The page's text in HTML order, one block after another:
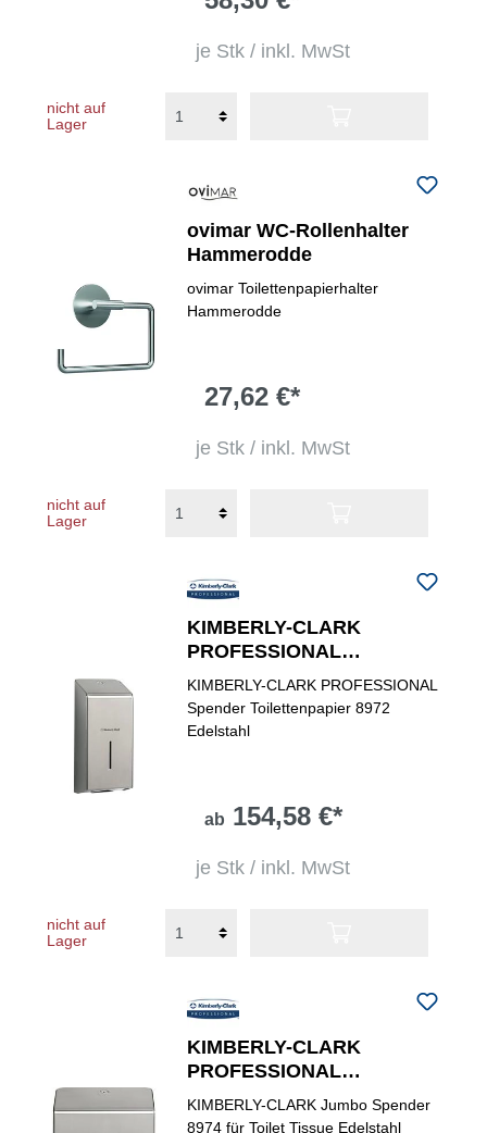
je Stk / inkl. MwSt
nicht auf
Lager
ovimar WC-Rollenhalter
Hammerodde
ovimar Toilettenpapierhalter
Hammerodde
27,62 €*
je Stk / inkl. MwSt
nicht auf
Lager
KIMBERLY-CLARK
PROFESSIONAL
Toilettenpapierspender
KIMBERLY-CLARK PROFESSIONAL
Spender Toilettenpapier 8972
Edelstahl
ab 154,58 €*
je Stk / inkl. MwSt
nicht auf
Lager
KIMBERLY-CLARK
PROFESSIONAL
Toilettenpapierspender
KIMBERLY-CLARK Jumbo Spender
8974 für Toilet Tissue Edelstahl